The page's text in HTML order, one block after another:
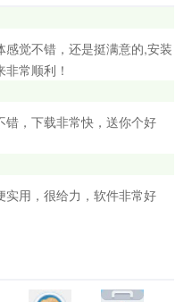
觉不错，还是挺满意的,安装
常顺利！
，下载非常快，送你个好
用，很给力，软件非常好